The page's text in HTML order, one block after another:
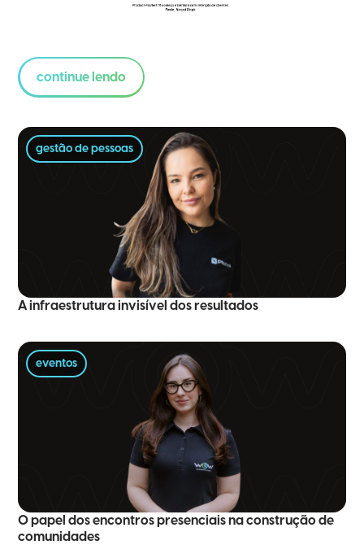
continue lendo
gestão de pessoas
A infraestrutura invisível dos resultados
eventos
O papel dos encontros presenciais na construção de
comunidades